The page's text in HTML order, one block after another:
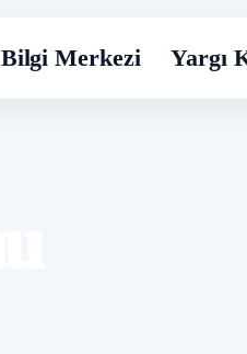
Bilgi Merkezi Yargı